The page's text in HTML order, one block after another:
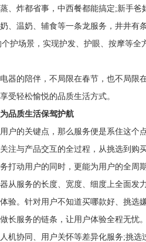
、炸都省事，中西餐都能搞定;新手爸
、温奶、辅食等一条龙服务，井井有
个护场景，实现护发、护眼、按摩等全
的陪伴，不局限在春节，也不局限
受轻松愉悦的品质生活方式。
质生活保驾护航
的关键点，那么服务便是系住这个
注与产品交互的全过程，从挑选到购
打动用户的同时，更能为用户的全周
服务的长度、宽度、细度上全面发
验。针对用户不知道买哪款好、挑选
长服务的链条，让用户体验全程无忧
机协同、用户关怀等差异化服务;挑选